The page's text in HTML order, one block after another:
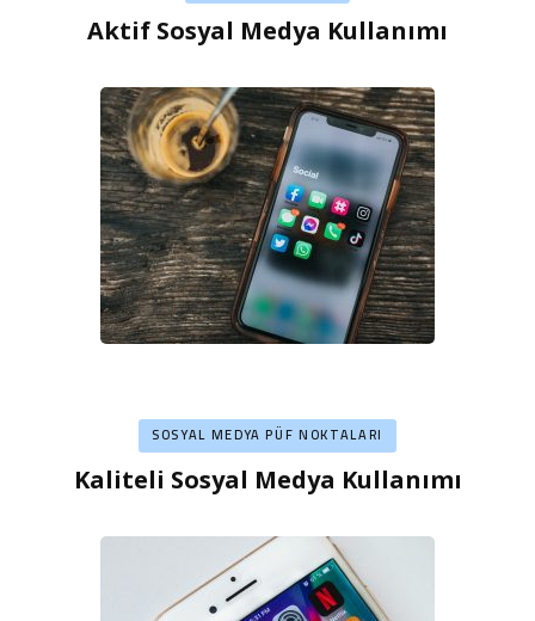
Aktif Sosyal Medya Kullanımı
SOSYAL MEDYA PÜF NOKTALARI
Kaliteli Sosyal Medya Kullanımı